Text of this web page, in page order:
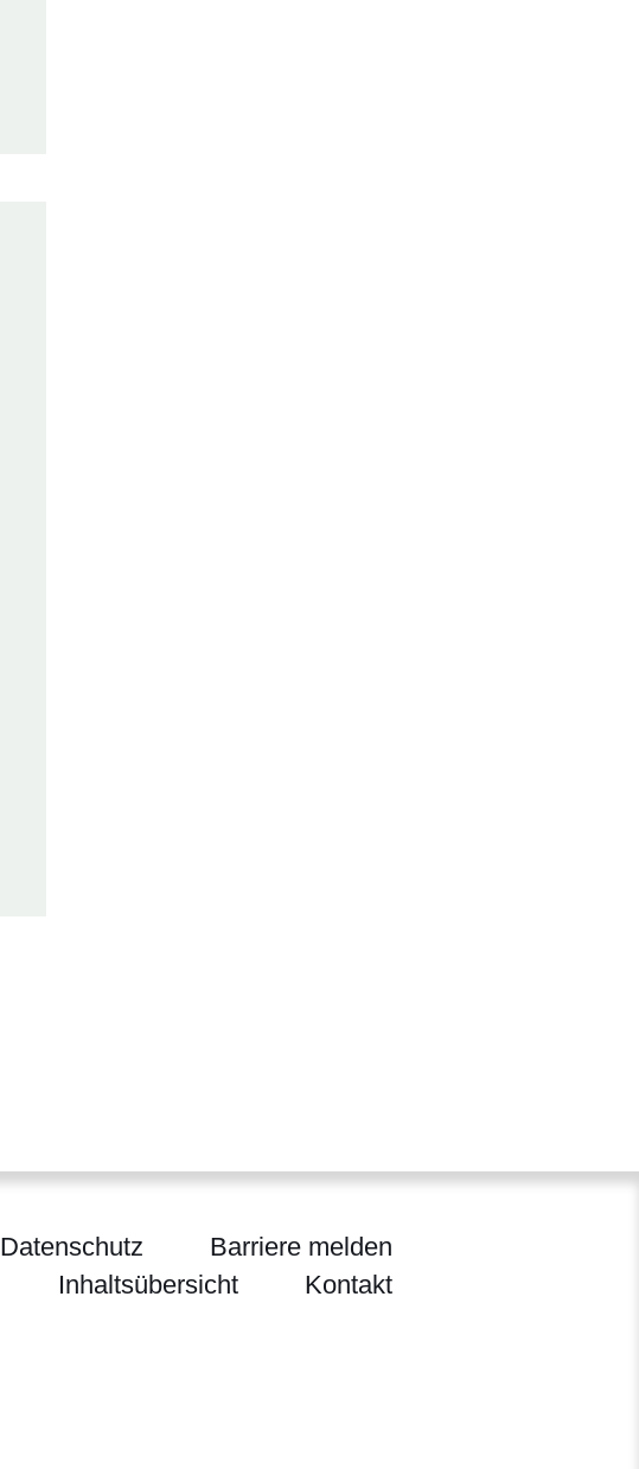
Datenschutz
Barriere melden
Inhaltsübersicht
Kontakt